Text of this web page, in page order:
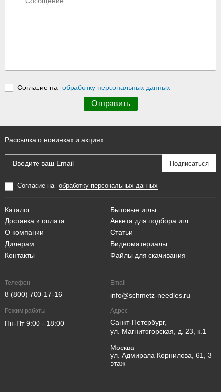
Согласие на обработку персональных данных
Рассылка о новинках и акциях:
Согласие на обработку персональных данных
Каталог
Доставка и оплата
О компании
Дилерам
Контакты
Бытовые иглы
Анкета для подбора игл
Статьи
Видеоматериалы
Файлы для скачивания
Телефон
8 (800) 700-17-16
Email
info@schmetz-needles.ru
Режим работы
Пн-Пт 9:00 - 18:00
Адрес
Санкт-Петербург,
ул. Магнитогорская, д. 23, к.1
Москва
ул. Адмирала Корнилова, 61, 3
этаж